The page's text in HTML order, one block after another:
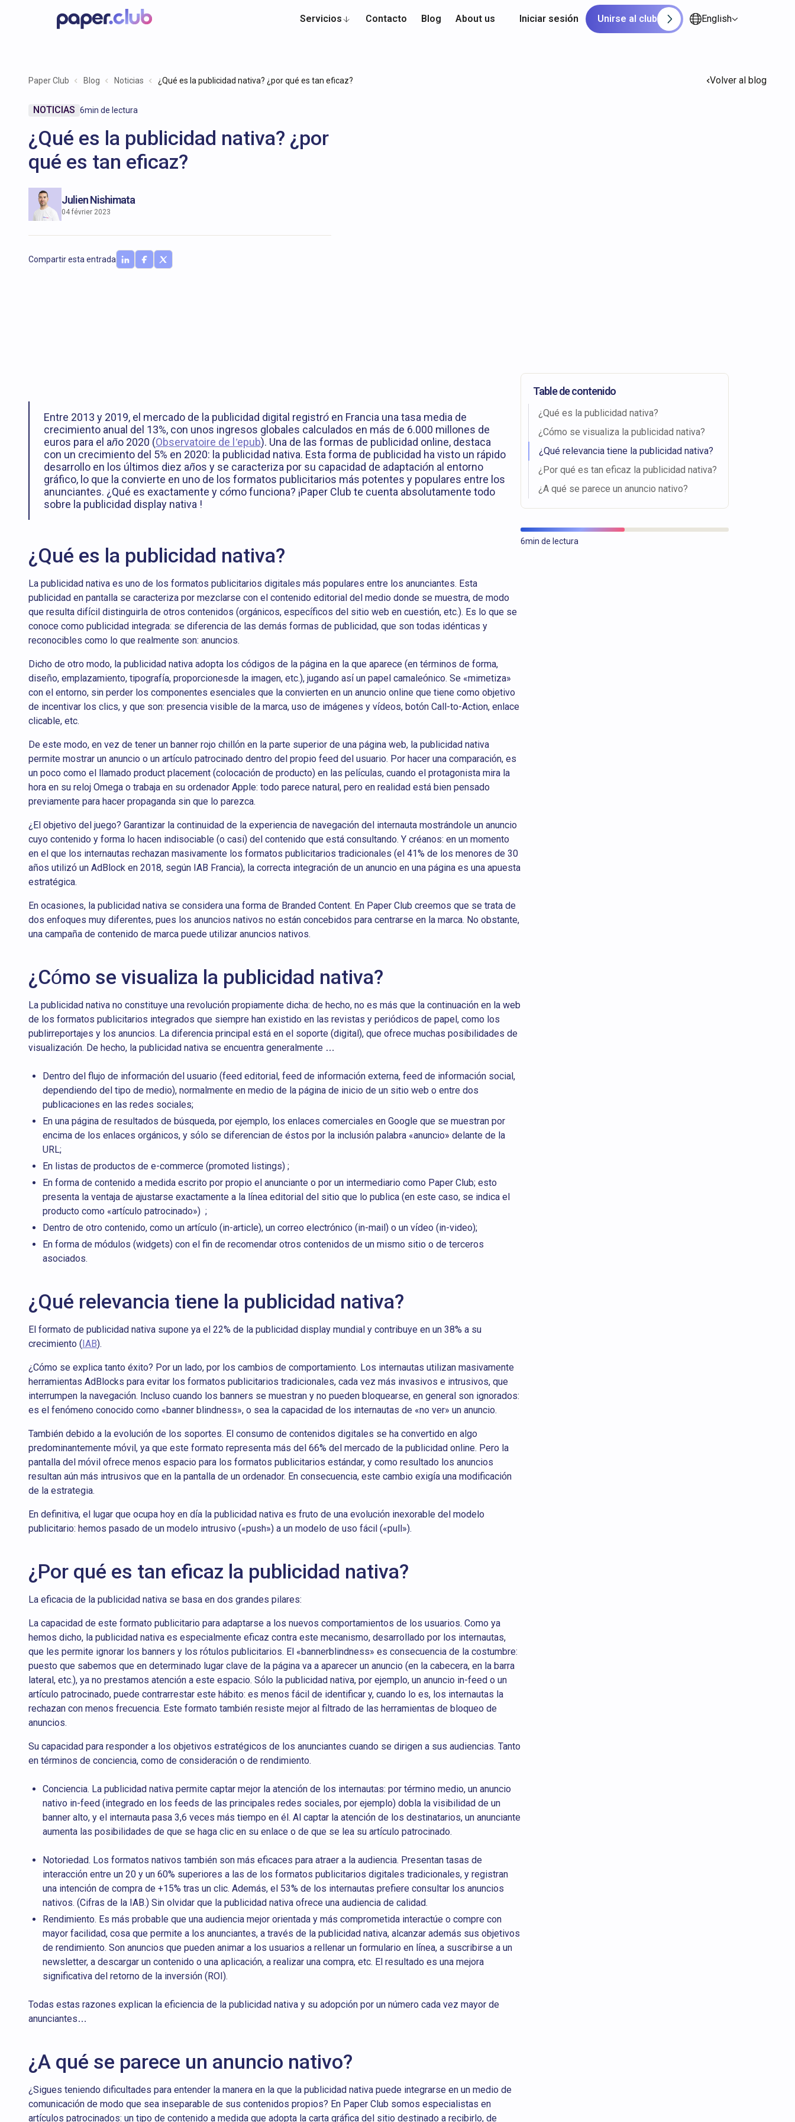
Servicios Contacto Blog About us Iniciar sesión Unirse al club English
Paper Club Blog Noticias ¿Qué es la publicidad nativa? ¿por qué es tan eficaz? Volver al blog
NOTICIAS 6min de lectura
¿Qué es la publicidad nativa? ¿por
qué es tan eficaz?
Julien Nishimata
04 février 2023
Compartir esta entrada
Entre 2013 y 2019, el mercado de la publicidad digital registró en Francia una tasa media de
crecimiento anual del 13%, con unos ingresos globales calculados en más de 6.000 millones de
euros para el año 2020 (Observatoire de l’epub). Una de las formas de publicidad online, destaca
con un crecimiento del 5% en 2020: la publicidad nativa. Esta forma de publicidad ha visto un rápido
desarrollo en los últimos diez años y se caracteriza por su capacidad de adaptación al entorno
gráfico, lo que la convierte en uno de los formatos publicitarios más potentes y populares entre los
anunciantes. ¿Qué es exactamente y cómo funciona? ¡Paper Club te cuenta absolutamente todo
sobre la publicidad display nativa !
¿Qué es la publicidad nativa?
La publicidad nativa es uno de los formatos publicitarios digitales más populares entre los anunciantes. Esta
publicidad en pantalla se caracteriza por mezclarse con el contenido editorial del medio donde se muestra, de modo
que resulta difícil distinguirla de otros contenidos (orgánicos, específicos del sitio web en cuestión, etc.). Es lo que se
conoce como publicidad integrada: se diferencia de las demás formas de publicidad, que son todas idénticas y
reconocibles como lo que realmente son: anuncios.
Dicho de otro modo, la publicidad nativa adopta los códigos de la página en la que aparece (en términos de forma,
diseño, emplazamiento, tipografía, proporcionesde la imagen, etc.), jugando así un papel camaleónico. Se «mimetiza»
con el entorno, sin perder los componentes esenciales que la convierten en un anuncio online que tiene como objetivo
de incentivar los clics, y que son: presencia visible de la marca, uso de imágenes y vídeos, botón Call-to-Action, enlace
clicable, etc.
De este modo, en vez de tener un banner rojo chillón en la parte superior de una página web, la publicidad nativa
permite mostrar un anuncio o un artículo patrocinado dentro del propio feed del usuario. Por hacer una comparación, es
un poco como el llamado product placement (colocación de producto) en las películas, cuando el protagonista mira la
hora en su reloj Omega o trabaja en su ordenador Apple: todo parece natural, pero en realidad está bien pensado
previamente para hacer propaganda sin que lo parezca.
¿El objetivo del juego? Garantizar la continuidad de la experiencia de navegación del internauta mostrándole un anuncio
cuyo contenido y forma lo hacen indisociable (o casi) del contenido que está consultando. Y créanos: en un momento
en el que los internautas rechazan masivamente los formatos publicitarios tradicionales (el 41% de los menores de 30
años utilizó un AdBlock en 2018, según IAB Francia), la correcta integración de un anuncio en una página es una apuesta
estratégica.
En ocasiones, la publicidad nativa se considera una forma de Branded Content. En Paper Club creemos que se trata de
dos enfoques muy diferentes, pues los anuncios nativos no están concebidos para centrarse en la marca. No obstante,
una campaña de contenido de marca puede utilizar anuncios nativos.
¿Cómo se visualiza la publicidad nativa?
La publicidad nativa no constituye una revolución propiamente dicha: de hecho, no es más que la continuación en la web
de los formatos publicitarios integrados que siempre han existido en las revistas y periódicos de papel, como los
publirreportajes y los anuncios. La diferencia principal está en el soporte (digital), que ofrece muchas posibilidades de
visualización. De hecho, la publicidad nativa se encuentra generalmente …
Dentro del flujo de información del usuario (feed editorial, feed de información externa, feed de información social,
dependiendo del tipo de medio), normalmente en medio de la página de inicio de un sitio web o entre dos
publicaciones en las redes sociales;
En una página de resultados de búsqueda, por ejemplo, los enlaces comerciales en Google que se muestran por
encima de los enlaces orgánicos, y sólo se diferencian de éstos por la inclusión palabra «anuncio» delante de la
URL;
En listas de productos de e-commerce (promoted listings) ;
En forma de contenido a medida escrito por propio el anunciante o por un intermediario como Paper Club; esto
presenta la ventaja de ajustarse exactamente a la línea editorial del sitio que lo publica (en este caso, se indica el
producto como «artículo patrocinado») ;
Dentro de otro contenido, como un artículo (in-article), un correo electrónico (in-mail) o un vídeo (in-video);
En forma de módulos (widgets) con el fin de recomendar otros contenidos de un mismo sitio o de terceros
asociados.
¿Qué relevancia tiene la publicidad nativa?
El formato de publicidad nativa supone ya el 22% de la publicidad display mundial y contribuye en un 38% a su
crecimiento (IAB).
¿Cómo se explica tanto éxito? Por un lado, por los cambios de comportamiento. Los internautas utilizan masivamente
herramientas AdBlocks para evitar los formatos publicitarios tradicionales, cada vez más invasivos e intrusivos, que
interrumpen la navegación. Incluso cuando los banners se muestran y no pueden bloquearse, en general son ignorados:
es el fenómeno conocido como «banner blindness», o sea la capacidad de los internautas de «no ver» un anuncio.
También debido a la evolución de los soportes. El consumo de contenidos digitales se ha convertido en algo
predominantemente móvil, ya que este formato representa más del 66% del mercado de la publicidad online. Pero la
pantalla del móvil ofrece menos espacio para los formatos publicitarios estándar, y como resultado los anuncios
resultan aún más intrusivos que en la pantalla de un ordenador. En consecuencia, este cambio exigía una modificación
de la estrategia.
En definitiva, el lugar que ocupa hoy en día la publicidad nativa es fruto de una evolución inexorable del modelo
publicitario: hemos pasado de un modelo intrusivo («push») a un modelo de uso fácil («pull»).
¿Por qué es tan eficaz la publicidad nativa?
La eficacia de la publicidad nativa se basa en dos grandes pilares:
La capacidad de este formato publicitario para adaptarse a los nuevos comportamientos de los usuarios. Como ya
hemos dicho, la publicidad nativa es especialmente eficaz contra este mecanismo, desarrollado por los internautas,
que les permite ignorar los banners y los rótulos publicitarios. El «bannerblindness» es consecuencia de la costumbre:
puesto que sabemos que en determinado lugar clave de la página va a aparecer un anuncio (en la cabecera, en la barra
lateral, etc.), ya no prestamos atención a este espacio. Sólo la publicidad nativa, por ejemplo, un anuncio in-feed o un
artículo patrocinado, puede contrarrestar este hábito: es menos fácil de identificar y, cuando lo es, los internautas la
rechazan con menos frecuencia. Este formato también resiste mejor al filtrado de las herramientas de bloqueo de
anuncios.
Su capacidad para responder a los objetivos estratégicos de los anunciantes cuando se dirigen a sus audiencias. Tanto
en términos de conciencia, como de consideración o de rendimiento.
Conciencia. La publicidad nativa permite captar mejor la atención de los internautas: por término medio, un anuncio
nativo in-feed (integrado en los feeds de las principales redes sociales, por ejemplo) dobla la visibilidad de un
banner alto, y el internauta pasa 3,6 veces más tiempo en él. Al captar la atención de los destinatarios, un anunciante
aumenta las posibilidades de que se haga clic en su enlace o de que se lea su artículo patrocinado.
Notoriedad. Los formatos nativos también son más eficaces para atraer a la audiencia. Presentan tasas de
interacción entre un 20 y un 60% superiores a las de los formatos publicitarios digitales tradicionales, y registran
una intención de compra de +15% tras un clic. Además, el 53% de los internautas prefiere consultar los anuncios
nativos. (Cifras de la IAB.) Sin olvidar que la publicidad nativa ofrece una audiencia de calidad.
Rendimiento. Es más probable que una audiencia mejor orientada y más comprometida interactúe o compre con
mayor facilidad, cosa que permite a los anunciantes, a través de la publicidad nativa, alcanzar además sus objetivos
de rendimiento. Son anuncios que pueden animar a los usuarios a rellenar un formulario en línea, a suscribirse a un
newsletter, a descargar un contenido o una aplicación, a realizar una compra, etc. El resultado es una mejora
significativa del retorno de la inversión (ROI).
Todas estas razones explican la eficiencia de la publicidad nativa y su adopción por un número cada vez mayor de
anunciantes…
¿A qué se parece un anuncio nativo?
¿Sigues teniendo dificultades para entender la manera en la que la publicidad nativa puede integrarse en un medio de
comunicación de modo que sea inseparable de sus contenidos propios? En Paper Club somos especialistas en
artículos patrocinados: un tipo de contenido a medida que adopta la carta gráfica del sitio destinado a recibirlo, de
Table de contenido
¿Qué es la publicidad nativa?
¿Cómo se visualiza la publicidad nativa?
¿Qué relevancia tiene la publicidad nativa?
¿Por qué es tan eficaz la publicidad nativa?
¿A qué se parece un anuncio nativo?
6min de lectura